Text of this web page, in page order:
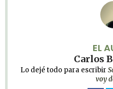
EL
Carlos
Lo dejé todo para escribir
voy